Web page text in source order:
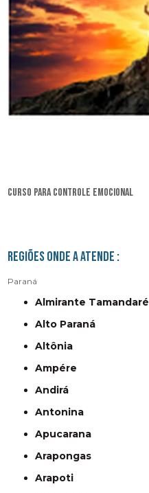
curso para controle emocional
Regiões onde a atende :
Paraná
Almirante Tamandaré
Alto Paraná
Altônia
Ampére
Andirá
Antonina
Apucarana
Arapongas
Arapoti